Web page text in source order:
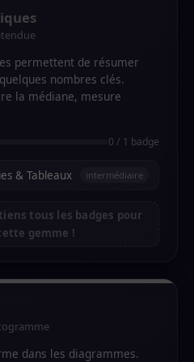
permettent de résumer
nombres clés.
la médiane, mesure
0 / 1 badge
& Tableaux intermédiaire
tous les badges pour
gemme !
dans les diagrammes.